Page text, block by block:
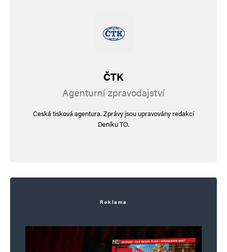
ČTK
Agenturní zpravodajství
Česká tisková agentura. Zprávy jsou upravovány redakcí
Deníku TO.
Reklama